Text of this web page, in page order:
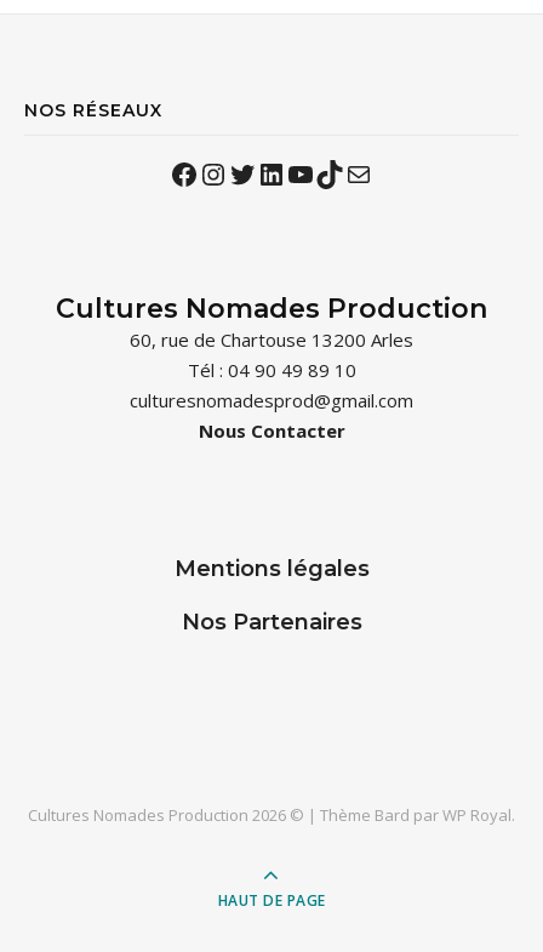
NOS RÉSEAUX
Facebook
Instagram
Twitter
LinkedIn
YouTube
TikTok
Mail
Cultures Nomades Production
60, rue de Chartouse 13200 Arles
Tél : 04 90 49 89 10
culturesnomadesprod@gmail.com
Nous Contacter
Mentions légales
Nos Partenaires
Cultures Nomades Production 2026 © | Thème Bard parWP Royal.
HAUT DE PAGE